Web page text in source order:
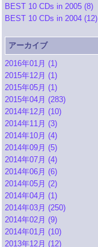
BEST 10 CDs in 2005 (8)
BEST 10 CDs in 2004 (12)
アーカイブ
2016年01月 (1)
2015年12月 (1)
2015年05月 (1)
2015年04月 (283)
2014年12月 (10)
2014年11月 (3)
2014年10月 (4)
2014年09月 (5)
2014年07月 (4)
2014年06月 (6)
2014年05月 (2)
2014年04月 (1)
2014年03月 (250)
2014年02月 (9)
2014年01月 (10)
2013年12月 (12)